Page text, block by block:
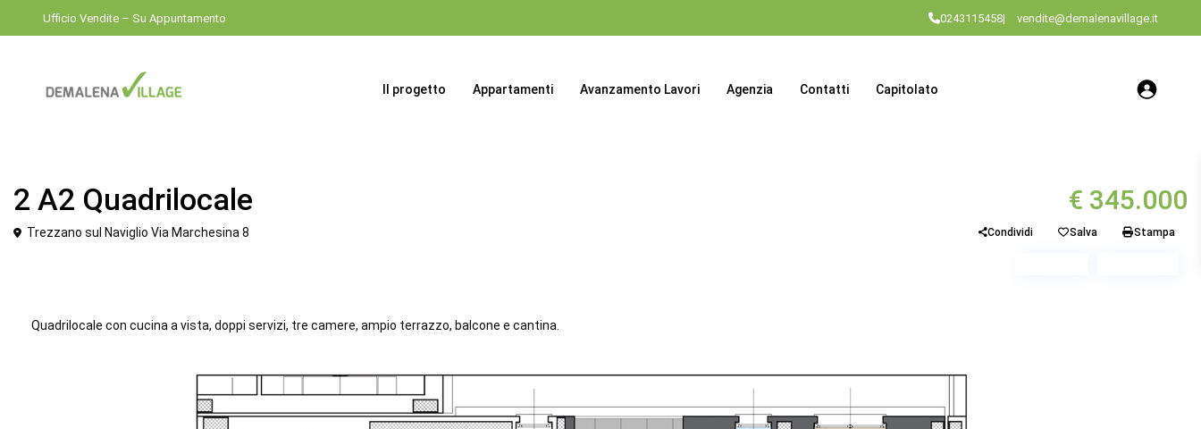
Ufficio Vendite – Su Appuntamento 0243115458| vendite@demalenavillage.it
Il progetto Appartamenti Avanzamento Lavori Agenzia Contatti Capitolato
2 A2 Quadrilocale € 345.000
Trezzano sul Naviglio Via Marchesina 8 Condividi Salva Stampa
Quadrilocale con cucina a vista, doppi servizi, tre camere, ampio terrazzo, balcone e cantina.